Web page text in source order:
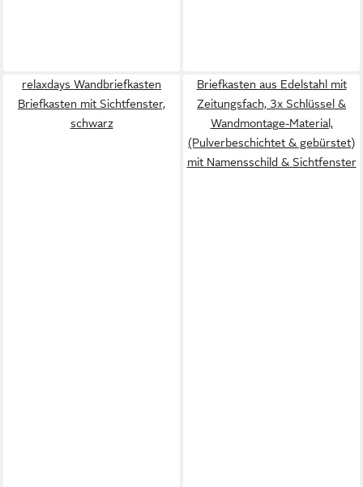
relaxdays Wandbriefkasten
Briefkasten mit Sichtfenster,
schwarz
Briefkasten aus Edelstahl mit
Zeitungsfach, 3x Schlüssel &
Wandmontage-Material,
(Pulverbeschichtet & gebürstet)
mit Namensschild & Sichtfenster